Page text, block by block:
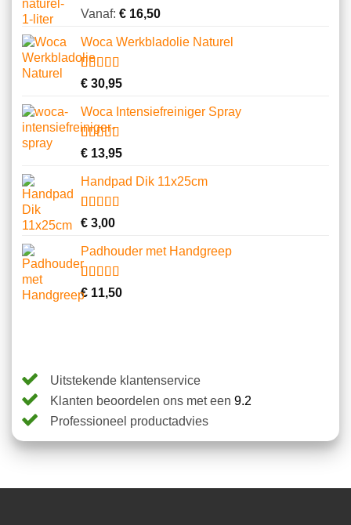
Gewaardeerd
gebaseerd
op
14
klantbeoordelingen
Vanaf: €16,50
Woca Werkbladolie Naturel
Gewaardeerd
op 5
gebaseerd
op
2
klantbeoordelingen
€30,95
Woca Intensiefreiniger Spray
Gewaardeerd
op 5
gebaseerd
op
3
klantbeoordelingen
€13,95
Handpad Dik 11x25cm
Gewaardeerd
4.70
gebaseerd
op
10
klantbeoordelingen
€3,00
Padhouder met Handgreep
Gewaardeerd
4.67
op 5
6
€11,50
Uitstekende klantenservice
Klanten beoordelen ons met een 9.2
Professioneel productadvies